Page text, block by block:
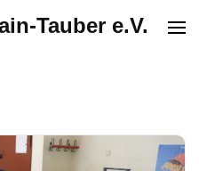
Tauber e.V.